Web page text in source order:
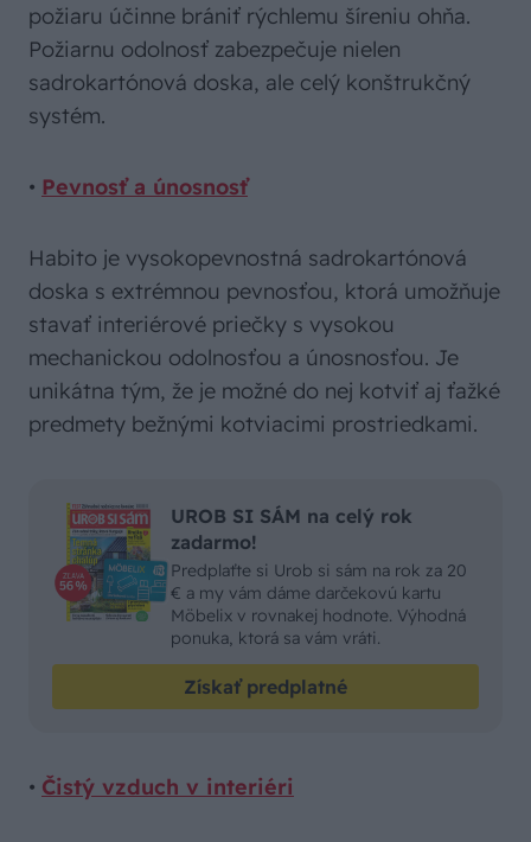
požiaru účinne brániť rýchlemu šíreniu ohňa.
Požiarnu odolnosť zabezpečuje nielen
sadrokartónová doska, ale celý konštrukčný
systém.
• Pevnosť a únosnosť
Habito je vysokopevnostná sadrokartónová
doska s extrémnou pevnosťou, ktorá umožňuje
stavať interiérové priečky s vysokou
mechanickou odolnosťou a únosnosťou. Je
unikátna tým, že je možné do nej kotviť aj ťažké
predmety bežnými kotviacimi prostriedkami.
UROB SI SÁM na celý rok
zadarmo!
Predplaťte si Urob si sám na rok za 20
€ a my vám dáme darčekovú kartu
Möbelix v rovnakej hodnote. Výhodná
ponuka, ktorá sa vám vráti.
Získať predplatné
• Čistý vzduch v interiéri